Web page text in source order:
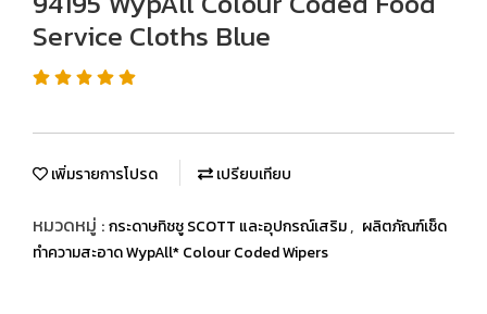
Service Cloths Blue
เพิ่มรายการโปรด เปรียบเทียบ
หมวดหมู่ :กระดาษทิชชู SCOTT และอุปกรณ์เสริม, ผลิตภัณฑ์เช็ด
ทำความสะอาด WypAll* Colour Coded Wipers